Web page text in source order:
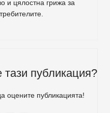
и цялостна грижа за
.
публикация?
оцените публикацията!